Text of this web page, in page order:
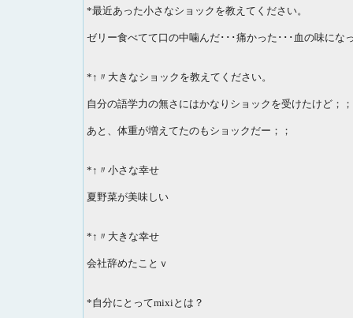
*最近あった小さなショックを教えてください。
ゼリー食べてて口の中噛んだ･･･痛かった･･･血の味にな
*↑〃大きなショックを教えてください。
自分の語学力の無さにはかなりショックを受けたけど；；
あと、体重が増えてたのもショックだー；；
*↑〃小さな幸せ
夏野菜が美味しい
*↑〃大きな幸せ
会社辞めたことｖ
*自分にとってmixiとは？